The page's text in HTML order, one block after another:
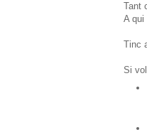
Tant
A qui
Tinc
Si